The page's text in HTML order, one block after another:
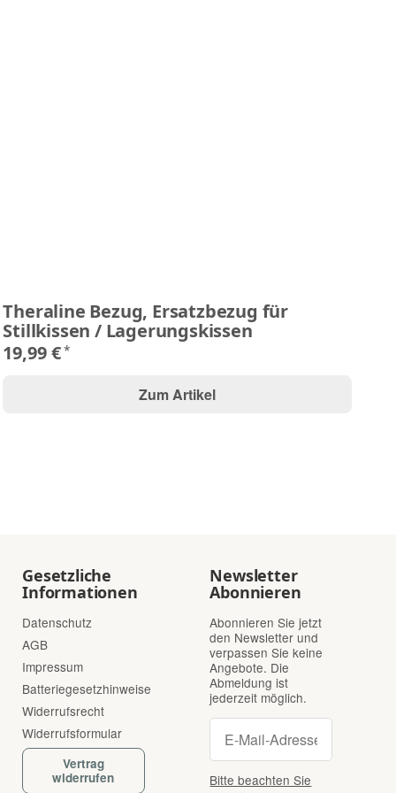
Theraline Bezug, Ersatzbezug für
Stillkissen / Lagerungskissen
19,99 €*
Zum Artikel
Gesetzliche
Informationen
Datenschutz
AGB
Impressum
Batteriegesetzhinweise
Widerrufsrecht
Widerrufsformular
Vertrag
widerrufen
Newsletter
Abonnieren
Abonnieren Sie jetzt
den Newsletter und
verpassen Sie keine
Angebote. Die
Abmeldung ist
jederzeit möglich.
Newsletter
Newsletter Abonnieren
Bitte beachten Sie